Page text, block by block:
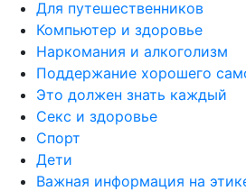
Для путешественников
Компьютер и здоровье
Наркомания и алкоголизм
Поддержание хорошего
Это должен знать каждый
Секс и здоровье
Спорт
Дети
Важная информация на